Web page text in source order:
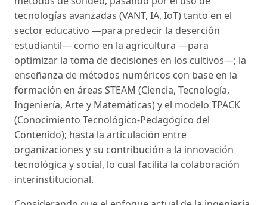
tecnologías avanzadas (VANT, IA, IoT) tanto en el
sector educativo —para predecir la deserción
estudiantil— como en la agricultura —para
optimizar la toma de decisiones en los cultivos—; la
enseñanza de métodos numéricos con base en la
formación en áreas STEAM (Ciencia, Tecnología,
Ingeniería, Arte y Matemáticas) y el modelo TPACK
(Conocimiento Tecnológico-Pedagógico del
Contenido); hasta la articulación entre
organizaciones y su contribución a la innovación
tecnológica y social, lo cual facilita la colaboración
interinstitucional.